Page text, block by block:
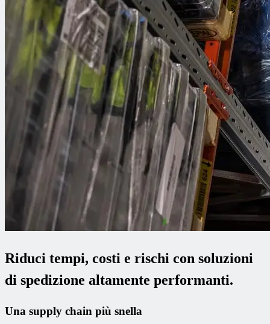
Riduci tempi, costi e rischi con soluzioni
di spedizione altamente performanti.
Una supply chain più snella